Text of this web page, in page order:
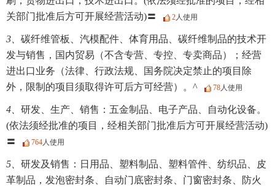
关部门批准后方可开展经营活动)〓
2人使用
3、 碳纤维管板、汽模配件、体育用品、碳纤维制品的技术开
发与销售，国内贸易（不含专营、专控、专卖商品）；经营
进出口业务（法律、行政法规、国务院决定禁止的项目除
外，限制的项目须取得许可后方可经营）。^
78人使用
4、 研发、生产、销售：五金制品、电子产品、自动化设备。
(依法须经批准的项目，经相关部门批准后方可开展经营活动)
〓
764人使用
5、 研发及销售：日用品、塑料制品、塑料管件、纺织品、皮
革制品，发泡密封条、自动门底密封条、门窗密封条、防火